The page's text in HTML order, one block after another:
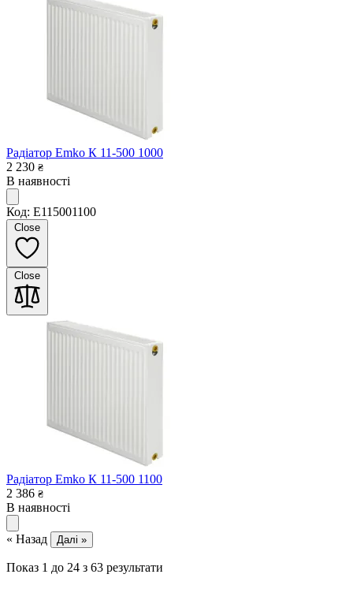
Радіатор Emko К 11-500 1000
2 230 ₴
В наявності
Код: E115001100
Close
Close
Радіатор Emko К 11-500 1100
2 386 ₴
В наявності
« Назад Далі »
Показ 1 до 24 з 63 результати